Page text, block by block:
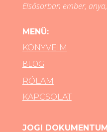
Elsősorban ember,
MENÜ:
KÖNYVEIM
BLOG
RÓLAM
KAPCSOLAT
JOGI